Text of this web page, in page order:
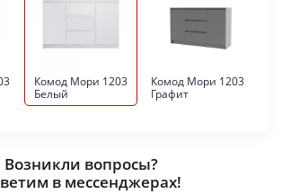
Комод Мори 1203
Белый
Комод Мори 1203
Графит
Возникли вопросы?
в мессенджерах!